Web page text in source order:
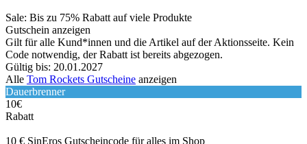
Sale: Bis zu 75% Rabatt auf viele Produkte
Gutschein anzeigen
Gilt für alle Kund*innen und die Artikel auf der Aktionsseite. Kein
Code notwendig, der Rabatt ist bereits abgezogen.
Gültig bis: 20.01.2027
Alle Tom Rockets Gutscheine anzeigen
Dauerbrenner
10€
Rabatt
10 € SinEros Gutscheincode für alles im Shop